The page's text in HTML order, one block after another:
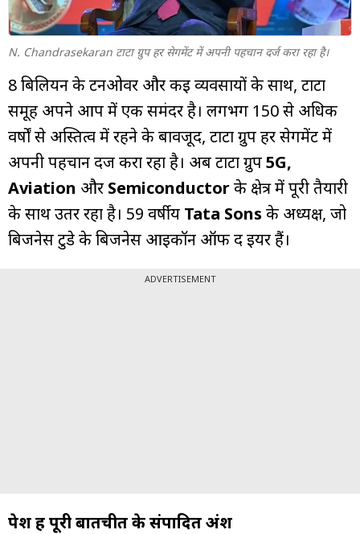
N. Chandrasekaran टाटा ग्रुप हर सेगमेंट में अपनी पहचान दर्ज करा रहा है।
8 बिलियन के टर्नओवर और कई व्यवसायों के साथ, टाटा
समूह अपने आप में एक समंदर है। लगभग 150 से अधिक
वर्षों से अस्तित्व में रहने के बावजूद, टाटा ग्रुप हर सेगमेंट में
अपनी पहचान दर्ज करा रहा है। अब टाटा ग्रुप5G,
Aviation और Semiconductorके क्षेत्र में पूरी तैयारी
के साथ उतर रहा है। 59 वर्षीय Tata Sons के अध्यक्ष, जो
बिजनेस टुडे के बिजनेस आइकॉन ऑफ द ईयर हैं।
ADVERTISEMENT
पेश हैं पूरी बातचीत के संपादित अंश